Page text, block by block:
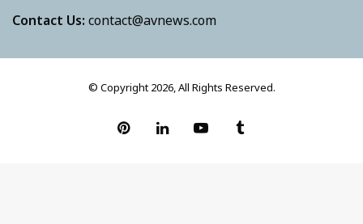
Contact Us: contact@avnews.com
© Copyright 2026, All Rights Reserved.
PinterestLinkedInYouTubeTumblr